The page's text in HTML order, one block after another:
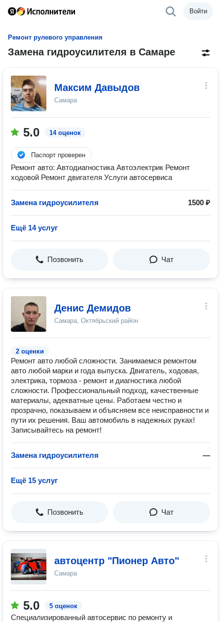
Войти
Ремонт рулевого управления
Замена гидроусилителя в Самаре
Максим Давыдов
Самара
5.0 14 оценок
Паспорт проверен
Ремонт авто: Автодиагностика Автоэлектрик Ремонт
ходовой Ремонт двигателя Услуги автосервиса
Замена гидроусилителя 1500 ₽
Ещё 14 услуг
Позвонить Чат
Денис Демидов
Самара, Октябрьский район
2 оценки
Ремонт авто любой сложности. Занимаемся ремонтом
авто любой марки и года выпуска. Двигатель, ходовая,
электрика, тормоза - ремонт и диагностика любой
сложности. Профессиональный подход, качественные
материалы, адекватные цены. Работаем честно и
прозрачно, показываем и объясняем все неисправности и
пути их решения. Ваш автомобиль в надежных руках!
Записывайтесь на ремонт!
Замена гидроусилителя —
Ещё 15 услуг
Позвонить Чат
автоцентр "Пионер Авто"
Самара
5.0 5 оценок
Специализированный автосервис по ремонту и